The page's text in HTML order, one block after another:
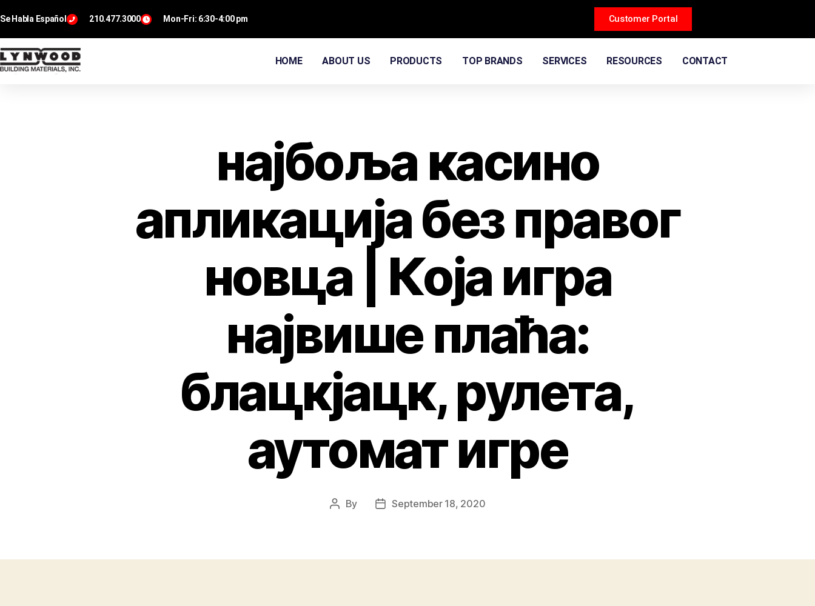
Se Habla Español 210.477.3000 Mon-Fri: 6:30-4:00 pm Customer Portal
HOME ABOUT US PRODUCTS TOP BRANDS SERVICES RESOURCES CONTACT
најбоља касино
апликација без правог
новца | Која игра
највише плаћа:
блацкјацк, рулета,
аутомат игре
By September 18, 2020